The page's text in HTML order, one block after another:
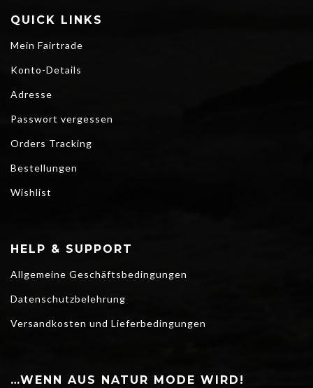
QUICK LINKS
Mein Fairtrade
Konto-Details
Adresse
Passwort vergessen
Orders Tracking
Bestellungen
Wishlist
HELP & SUPPORT
Allgemeine Geschäftsbedingungen
Datenschutzbelehrung
Versandkosten und Lieferbedingungen
…WENN AUS NATUR MODE WIRD!